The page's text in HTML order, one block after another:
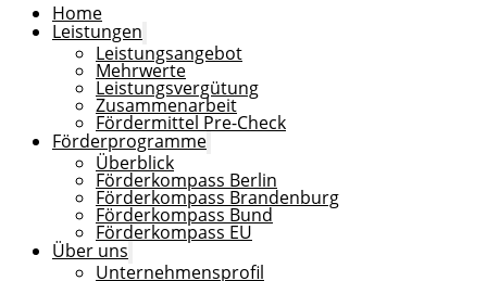
Home
Leistungen
Leistungsangebot
Mehrwerte
Leistungsvergütung
Zusammenarbeit
Fördermittel Pre-Check
Förderprogramme
Überblick
Förderkompass Berlin
Förderkompass Brandenburg
Förderkompass Bund
Förderkompass EU
Über uns
Unternehmensprofil